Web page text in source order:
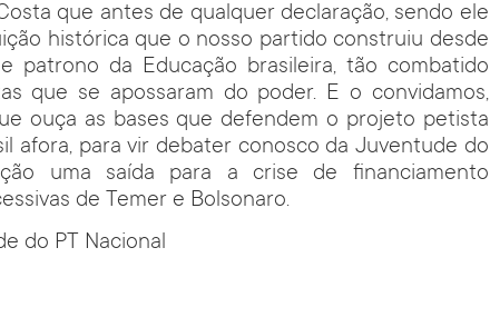
que antes de qualquer declaração, sendo ele
histórica que o nosso partido construiu desde
patrono da Educação brasileira, tão combatido
que se apossaram do poder. E o convidamos,
ouça as bases que defendem o projeto petista
afora, para vir debater conosco da Juventude do
uma saída para a crise de financiamento
de Temer e Bolsonaro.
do PT Nacional